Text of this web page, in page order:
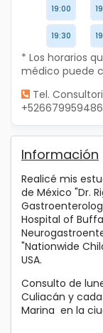
19:00
19:30
* Los horarios
médico puede
Tel.
+526679959486
Información
Realicé mis
de México "Dr.
Hospital of
"Nationwide
USA.
Consulto de
Culiacán y
Marina en la